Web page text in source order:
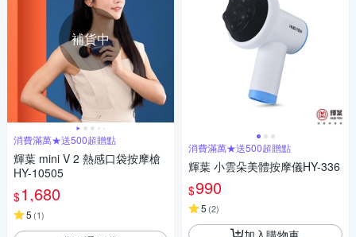
補貨中
消費滿萬★送500超贈點
輝葉 mini V 2 熱感口袋按摩槍
HY-10505
$1,680
5 (1)
消費滿萬★送500超贈點
輝葉 小雲朵美體按摩儀HY-336
$990
5 (2)